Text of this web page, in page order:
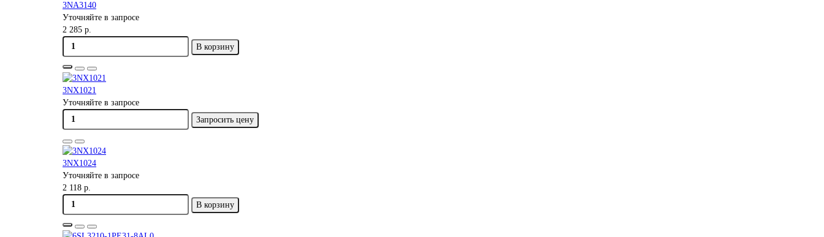
3NA3140
Уточняйте в запросе
2 285 р.
В корзину
3NX1021
Уточняйте в запросе
Запросить цену
3NX1024
Уточняйте в запросе
2 118 р.
В корзину